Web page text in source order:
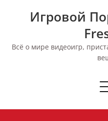
Игровой
Всё о мире видеоигр,